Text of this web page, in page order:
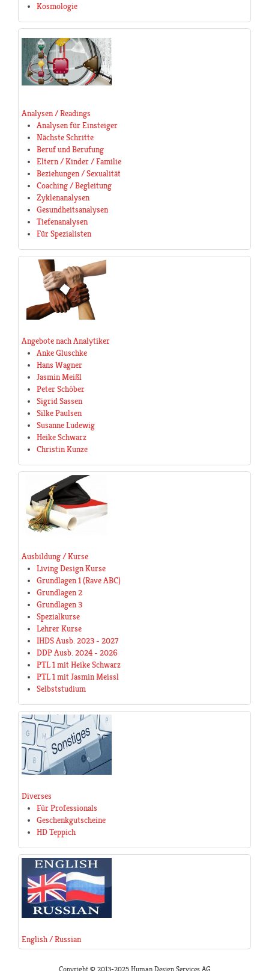
Kosmologie
Analysen / Readings
Analysen für Einsteiger
Nächste Schritte
Beruf und Berufung
Eltern / Kinder / Familie
Beziehungen / Sexualität
Coaching / Begleitung
Zyklenanalysen
Gesundheitsanalysen
Tiefenanalysen
Für Spezialisten
Angebote nach Analytiker
Anke Gluschke
Hans Wagner
Jasmin Meißl
Peter Schöber
Sigrid Sassen
Silke Paulsen
Susanne Ludewig
Heike Schwarz
Christin Kunze
Ausbildung / Kurse
Living Design Kurse
Grundlagen 1 (Rave ABC)
Grundlagen 2
Grundlagen 3
Spezialkurse
Lehrer Kurse
IHDS Ausb. 2023 - 2027
DDP Ausb. 2024 - 2026
PTL 1 mit Heike Schwarz
PTL 1 mit Jasmin Meissl
Selbststudium
Diverses
Für Professionals
Geschenkgutscheine
HD Teppich
English / Russian